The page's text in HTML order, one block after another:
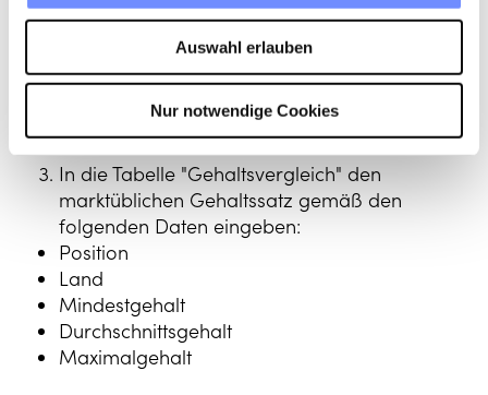
Auswahl erlauben
Nur notwendige Cookies
In die Tabelle "Gehaltsvergleich" den
marktüblichen Gehaltssatz gemäß den
folgenden Daten eingeben:
Position
Land
Mindestgehalt
Durchschnittsgehalt
Maximalgehalt